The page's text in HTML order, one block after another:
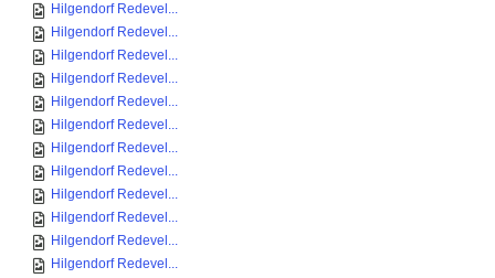
Hilgendorf Redevel...
Hilgendorf Redevel...
Hilgendorf Redevel...
Hilgendorf Redevel...
Hilgendorf Redevel...
Hilgendorf Redevel...
Hilgendorf Redevel...
Hilgendorf Redevel...
Hilgendorf Redevel...
Hilgendorf Redevel...
Hilgendorf Redevel...
Hilgendorf Redevel...